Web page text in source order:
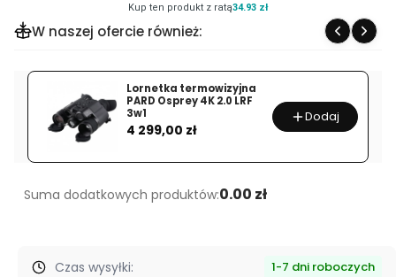
Focus
16-
48x65
WP
+
statyw
Kup ten produkt z ratą34.93 zł
W naszej ofercie również:
Lornetka termowizyjna
PARD Osprey 4K 2.0 LRF
3w1
Cena
4 299,00 zł
Dodaj
Suma dodatkowych produktów:0.00 zł
Czas wysyłki: 1-7 dni roboczych